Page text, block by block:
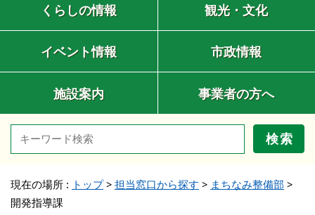
くらしの情報 観光・文化
イベント情報 市政情報
施設案内 事業者の方へ
検索
現在の場所 : トップ> 担当窓口から探す > まちなみ整備部 >
開発指導課